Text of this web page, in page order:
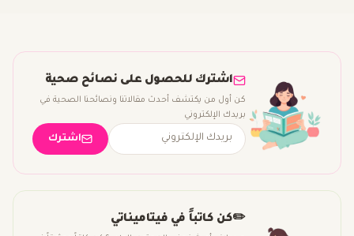
اشترك للحصول على نصائح صحية
كن أول من يكتشف أحدث مقالاتنا ونصائحنا الصحية في
بريدك الإلكتروني
اشترك
✏️كن كاتباً في فيتاميناتي